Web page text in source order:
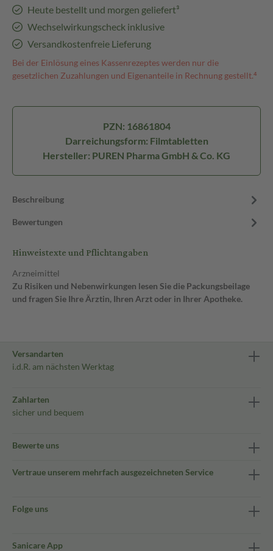
Heute bestellt und morgen geliefert³
Wechselwirkungscheck inklusive
Versandkostenfreie Lieferung
Bei der Einlösung eines Kassenrezeptes werden nur die
gesetzlichen Zuzahlungen und Eigenanteile in Rechnung gestellt.⁴
PZN: 16861804
Darreichungsform: Filmtabletten
Hersteller: PUREN Pharma GmbH & Co. KG
Beschreibung
Bewertungen
Hinweistexte und Pflichtangaben
Arzneimittel
Zu Risiken und Nebenwirkungen lesen Sie die Packungsbeilage
und fragen Sie Ihre Ärztin, Ihren Arzt oder in Ihrer Apotheke.
Versandarten
i.d.R. am nächsten Werktag
Zahlarten
sicher und bequem
Bewerte uns
Vertraue unserem mehrfach ausgezeichneten Service
Folge uns
Sanicare App